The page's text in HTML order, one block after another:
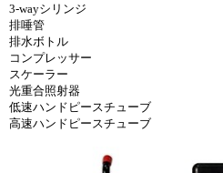
3-wayシリンジ
排唾管
排水ボトル
コンプレッサー
スケーラー
光重合照射器
低速ハンドピースチューブ
高速ハンドピースチューブ